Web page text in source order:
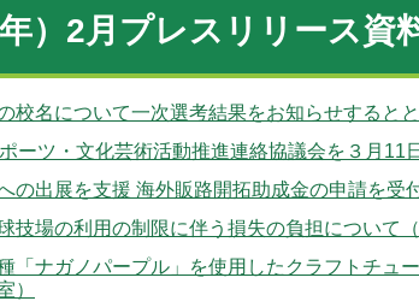
）2月プレスリリース資
校名について一次選考結果をお知らせする
ーツ・文化芸術活動推進連絡協議会を３月11
の出展を支援 海外販路開拓助成金の申請を受
技場の利用の制限に伴う損失の負担について
「ナガノパープル」を使用したクラフトチュ
）